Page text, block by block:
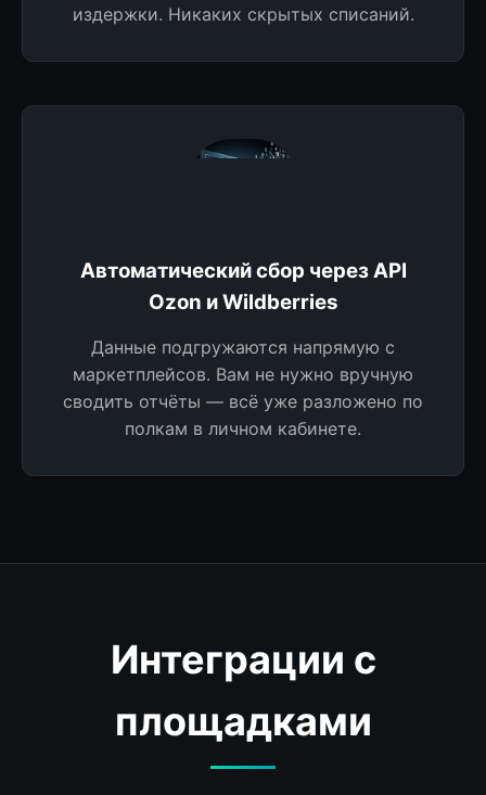
издержки. Никаких скрытых списаний.
Автоматический сбор через API
Ozon и Wildberries
Данные подгружаются напрямую с
маркетплейсов. Вам не нужно вручную
сводить отчёты — всё уже разложено по
полкам в личном кабинете.
Интеграции с
площадками